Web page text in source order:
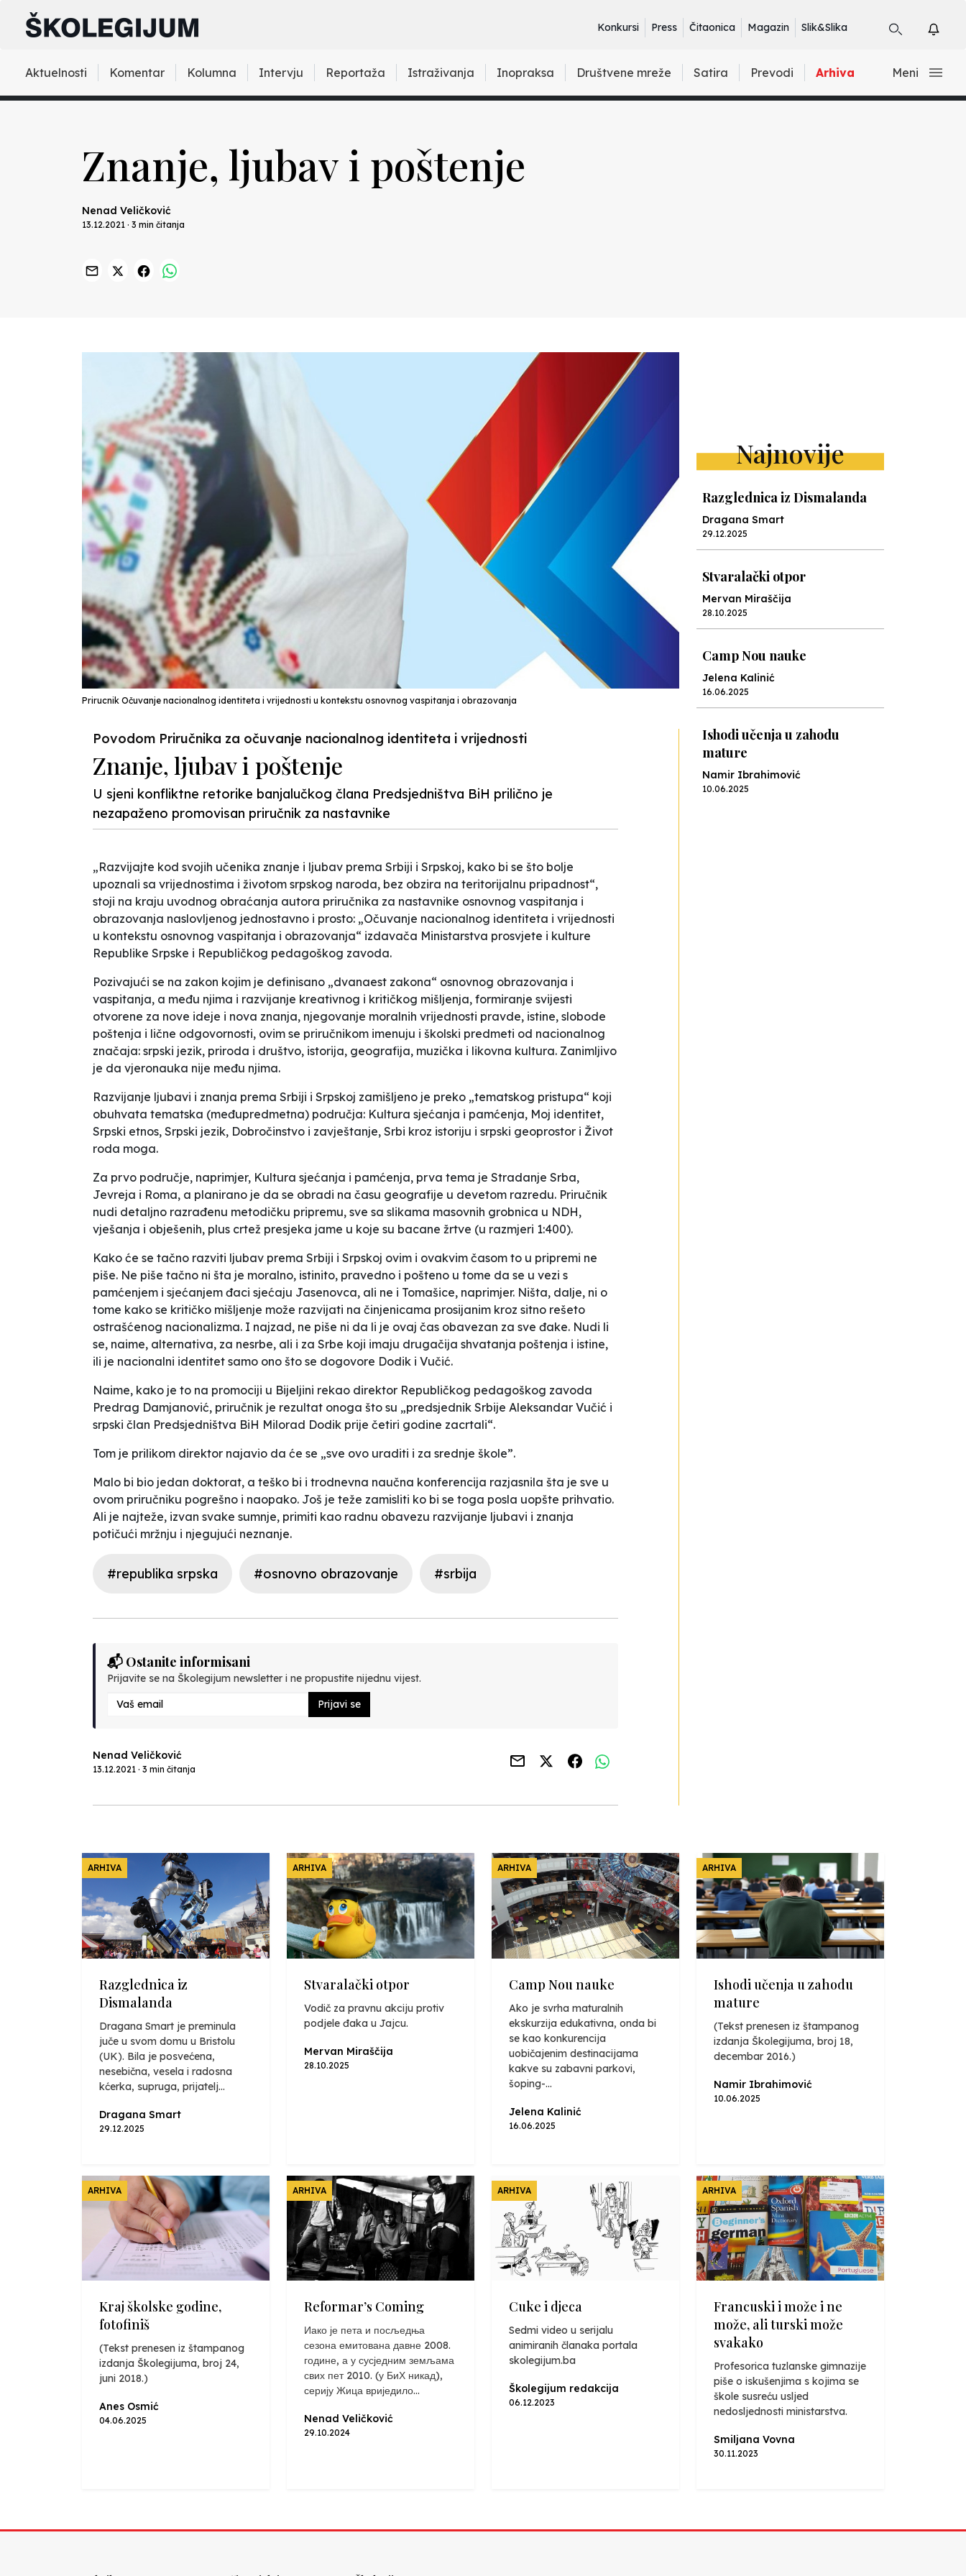
Konkursi Press Čitaonica Magazin Slik&Slika
Aktuelnosti Komentar Kolumna Intervju Reportaža Istraživanja Inopraksa Društvene mreže Satira Prevodi Arhiva Meni
Znanje, ljubav i poštenje
Nenad Veličković
13.12.2021 · 3 min čitanja
Prirucnik Očuvanje nacionalnog identiteta i vrijednosti u kontekstu osnovnog vaspitanja i obrazovanja
Povodom Priručnika za očuvanje nacionalnog identiteta i vrijednosti
Znanje, ljubav i poštenje
U sjeni konfliktne retorike banjalučkog člana Predsjedništva BiH prilično je
nezapaženo promovisan priručnik za nastavnike
„Razvijajte kod svojih učenika znanje i ljubav prema Srbiji i Srpskoj, kako bi se što bolje
upoznali sa vrijednostima i životom srpskog naroda, bez obzira na teritorijalnu pripadnost“,
stoji na kraju uvodnog obraćanja autora priručnika za nastavnike osnovnog vaspitanja i
obrazovanja naslovljenog jednostavno i prosto: „Očuvanje nacionalnog identiteta i vrijednosti
u kontekstu osnovnog vaspitanja i obrazovanja“ izdavača Ministarstva prosvjete i kulture
Republike Srpske i Republičkog pedagoškog zavoda.
Pozivajući se na zakon kojim je definisano „dvanaest zakona“ osnovnog obrazovanja i
vaspitanja, a među njima i razvijanje kreativnog i kritičkog mišljenja, formiranje svijesti
otvorene za nove ideje i nova znanja, njegovanje moralnih vrijednosti pravde, istine, slobode
poštenja i lične odgovornosti, ovim se priručnikom imenuju i školski predmeti od nacionalnog
značaja: srpski jezik, priroda i društvo, istorija, geografija, muzička i likovna kultura. Zanimljivo
je da vjeronauka nije među njima.
Razvijanje ljubavi i znanja prema Srbiji i Srpskoj zamišljeno je preko „tematskog pristupa“ koji
obuhvata tematska (međupredmetna) područja: Kultura sjećanja i pamćenja, Moj identitet,
Srpski etnos, Srpski jezik, Dobročinstvo i zavještanje, Srbi kroz istoriju i srpski geoprostor i Život
roda moga.
Za prvo područje, naprimjer, Kultura sjećanja i pamćenja, prva tema je Stradanje Srba,
Jevreja i Roma, a planirano je da se obradi na času geografije u devetom razredu. Priručnik
nudi detaljno razrađenu metodičku pripremu, sve sa slikama masovnih grobnica u NDH,
vješanja i obješenih, plus crtež presjeka jame u koje su bacane žrtve (u razmjeri 1:400).
Kako će se tačno razviti ljubav prema Srbiji i Srpskoj ovim i ovakvim časom to u pripremi ne
piše. Ne piše tačno ni šta je moralno, istinito, pravedno i pošteno u tome da se u vezi s
pamćenjem i sjećanjem đaci sjećaju Jasenovca, ali ne i Tomašice, naprimjer. Ništa, dalje, ni o
tome kako se kritičko mišljenje može razvijati na činjenicama prosijanim kroz sitno rešeto
ostrašćenog nacionalizma. I najzad, ne piše ni da li je ovaj čas obavezan za sve đake. Nudi li
se, naime, alternativa, za nesrbe, ali i za Srbe koji imaju drugačija shvatanja poštenja i istine,
ili je nacionalni identitet samo ono što se dogovore Dodik i Vučić.
Naime, kako je to na promociji u Bijeljini rekao direktor Republičkog pedagoškog zavoda
Predrag Damjanović, priručnik je rezultat onoga što su „predsjednik Srbije Aleksandar Vučić i
srpski član Predsjedništva BiH Milorad Dodik prije četiri godine zacrtali“.
Tom je prilikom direktor najavio da će se „sve ovo uraditi i za srednje škole”.
Malo bi bio jedan doktorat, a teško bi i trodnevna naučna konferencija razjasnila šta je sve u
ovom priručniku pogrešno i naopako. Još je teže zamisliti ko bi se toga posla uopšte prihvatio.
Ali je najteže, izvan svake sumnje, primiti kao radnu obavezu razvijanje ljubavi i znanja
potičući mržnju i njegujući neznanje.
#republika srpska #osnovno obrazovanje #srbija
📬 Ostanite informisani
Prijavite se na Školegijum newsletter i ne propustite nijednu vijest.
Prijavi se
Nenad Veličković
13.12.2021 · 3 min čitanja
Najnovije
Razglednica iz Dismalanda
Dragana Smart
29.12.2025
Stvaralački otpor
Mervan Miraščija
28.10.2025
Camp Nou nauke
Jelena Kalinić
16.06.2025
Ishodi učenja u zahodu
mature
Namir Ibrahimović
10.06.2025
ARHIVA
Razglednica iz
Dismalanda
Dragana Smart je preminula
juče u svom domu u Bristolu
(UK). Bila je posvećena,
nesebična, vesela i radosna
kćerka, supruga, prijatelj...
Dragana Smart
29.12.2025
ARHIVA
Stvaralački otpor
Vodič za pravnu akciju protiv
podjele đaka u Jajcu.
Mervan Miraščija
28.10.2025
ARHIVA
Camp Nou nauke
Ako je svrha maturalnih
ekskurzija edukativna, onda bi
se kao konkurencija
uobičajenim destinacijama
kakve su zabavni parkovi,
šoping-...
Jelena Kalinić
16.06.2025
ARHIVA
Ishodi učenja u zahodu
mature
(Tekst prenesen iz štampanog
izdanja Školegijuma, broj 18,
decembar 2016.)
Namir Ibrahimović
10.06.2025
ARHIVA
Kraj školske godine,
fotofiniš
(Tekst prenesen iz štampanog
izdanja Školegijuma, broj 24,
juni 2018.)
Anes Osmić
04.06.2025
ARHIVA
Reformar’s Coming
Иако је пета и посљедња
сезона емитована давне 2008.
године, а у сусједним земљама
свих пет 2010. (у БиХ никад),
серију Жица вриједило...
Nenad Veličković
29.10.2024
ARHIVA
Cuke i djeca
Sedmi video u serijalu
animiranih članaka portala
skolegijum.ba
Školegijum redakcija
06.12.2023
ARHIVA
Francuski i može i ne
može, ali turski može
svakako
Profesorica tuzlanske gimnazije
piše o iskušenjima s kojima se
škole susreću usljed
nedosljednosti ministarstva.
Smiljana Vovna
30.11.2023